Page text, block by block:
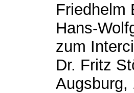
Friedhelm
Hans-
zum
Dr. Fritz
Augsburg,